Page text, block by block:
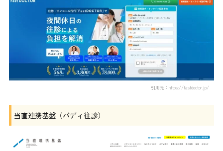
引用元：https://fastdoctor.jp/
当直連携基盤（バディ往診）